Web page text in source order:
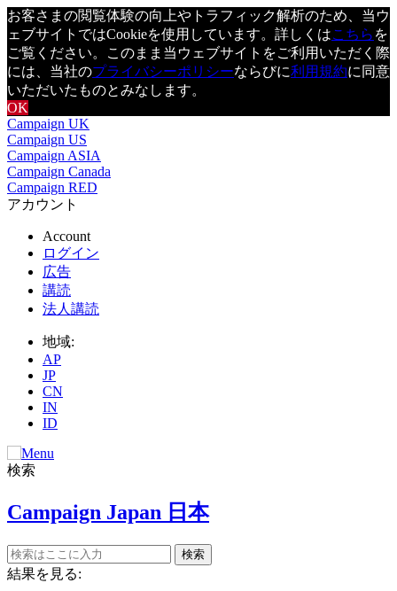
お客さまの閲覧体験の向上やトラフィック解析のため、当ウ
ェブサイトではCookieを使用しています。詳しくはこちら を
ご覧ください。このまま当ウェブサイトをご利用いただく際
には、当社のプライバシーポリシーならびに利用規約に同意
いただいたものとみなします。
OK
Campaign UK
Campaign US
Campaign ASIA
Campaign Canada
Campaign RED
アカウント
Account
ログイン
広告
講読
法人講読
地域:
AP
JP
CN
IN
ID
検索
Campaign Japan 日本
結果を見る: